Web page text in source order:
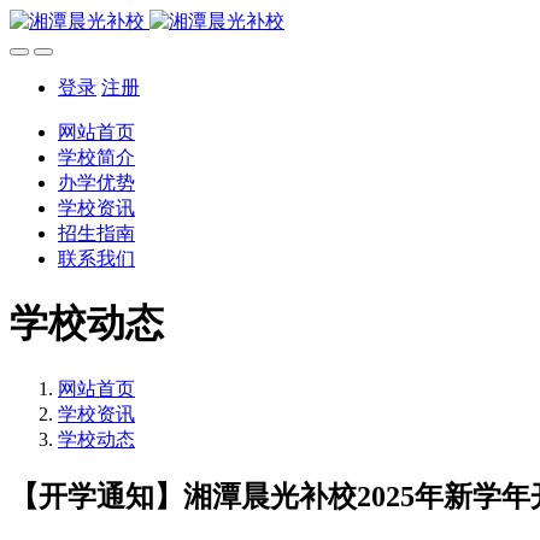
登录 注册
网站首页
学校简介
办学优势
学校资讯
招生指南
联系我们
学校动态
网站首页
学校资讯
学校动态
【开学通知】湘潭晨光补校2025年新学